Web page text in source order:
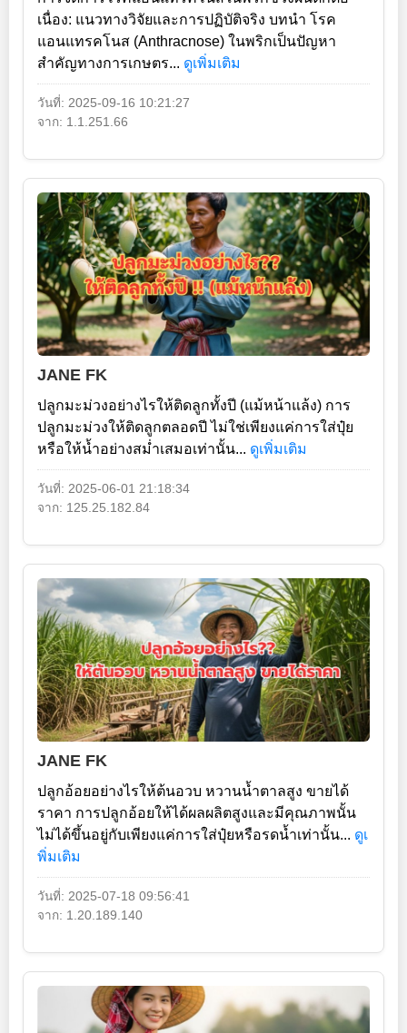
เนื่อง: แนวทางวิจัยและการปฏิบัติจริง บทนำ โรค
แอนแทรคโนส (Anthracnose) ในพริกเป็นปัญหา
สำคัญทางการเกษตร... ดูเพิ่มเติม
วันที่: 2025-09-16 10:21:27
จาก: 1.1.251.66
JANE FK
ปลูกมะม่วงอย่างไรให้ติดลูกทั้งปี (แม้หน้าแล้ง) การ
ปลูกมะม่วงให้ติดลูกตลอดปี ไม่ใช่เพียงแค่การใส่ปุ๋ย
หรือให้น้ำอย่างสม่ำเสมอเท่านั้น... ดูเพิ่มเติม
วันที่: 2025-06-01 21:18:34
จาก: 125.25.182.84
JANE FK
ปลูกอ้อยอย่างไรให้ต้นอวบ หวานน้ำตาลสูง ขายได้
ราคา การปลูกอ้อยให้ได้ผลผลิตสูงและมีคุณภาพนั้น
ไม่ได้ขึ้นอยู่กับเพียงแค่การใส่ปุ๋ยหรือรดน้ำเท่านั้น... ดูเ
พิ่มเติม
วันที่: 2025-07-18 09:56:41
จาก: 1.20.189.140